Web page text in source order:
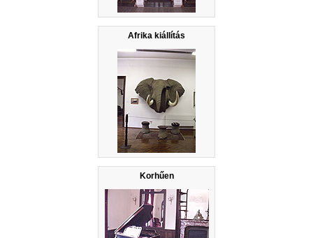
Afrika kiállítás
Korhűen